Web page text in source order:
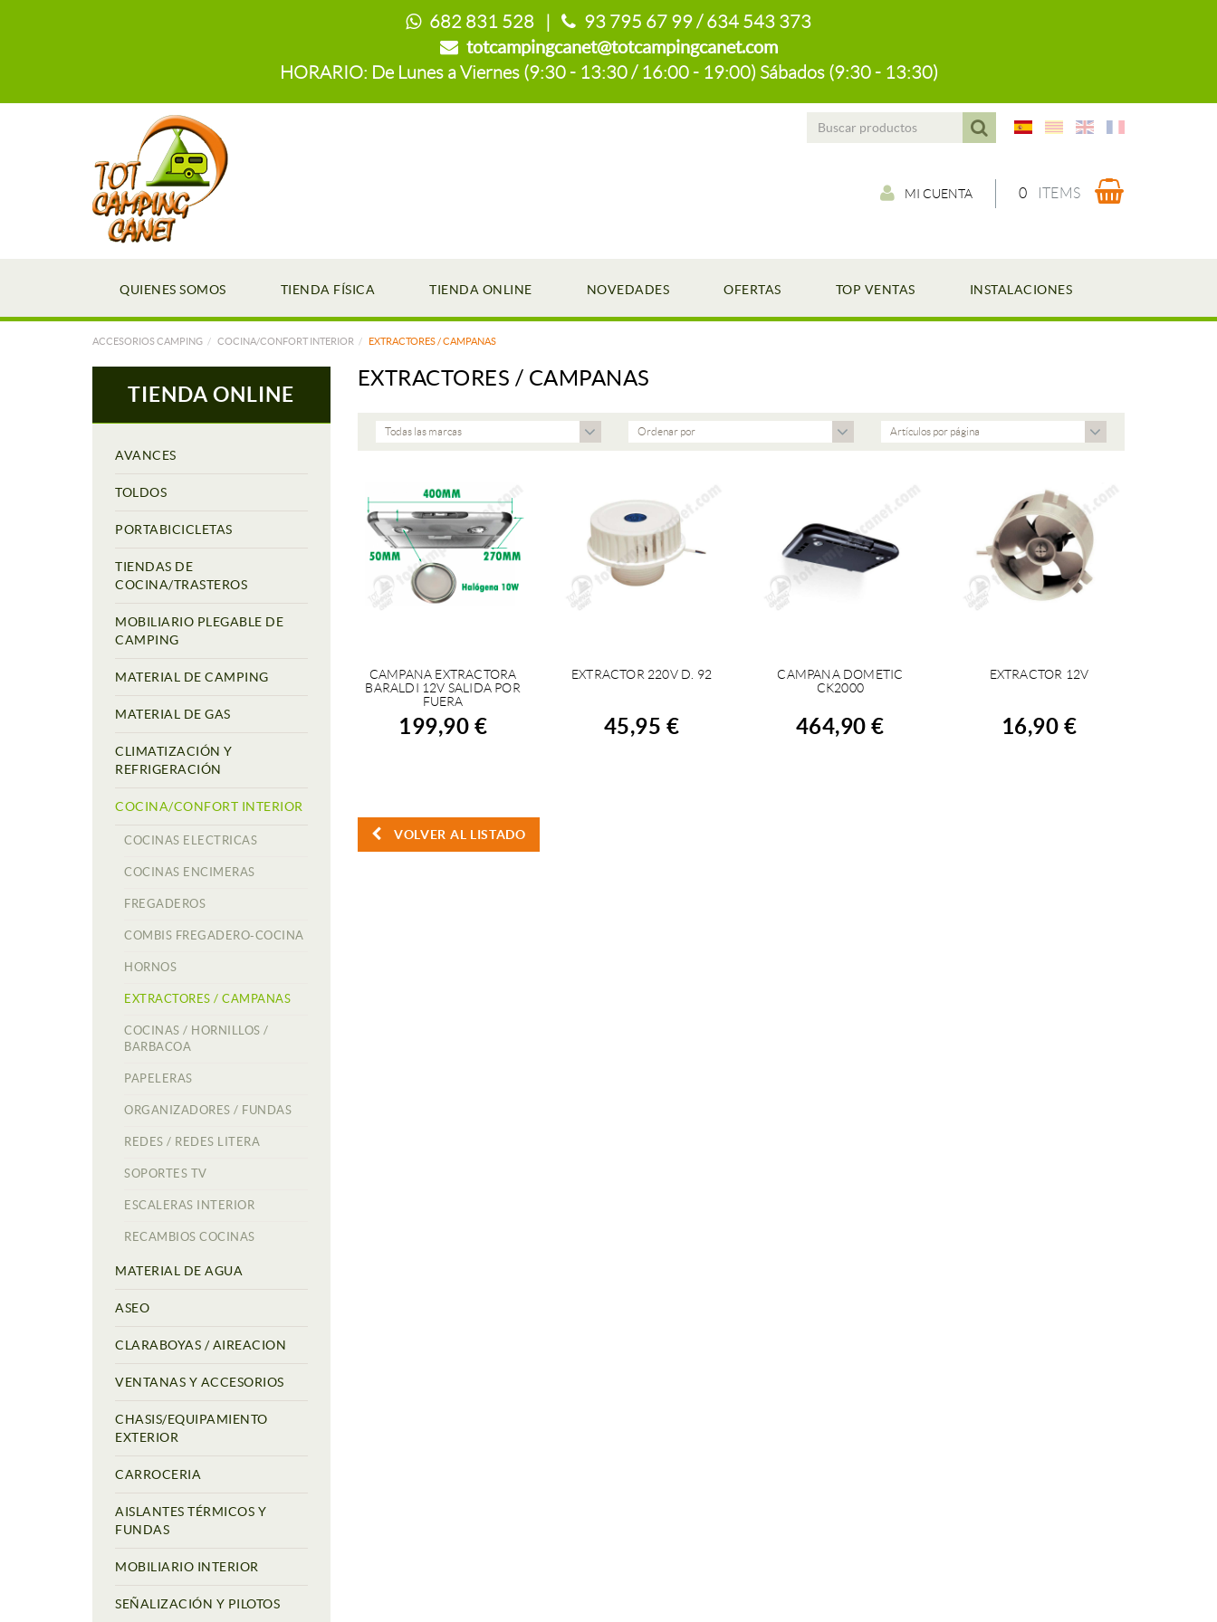
682 831 528 |
93 795 67 99 / 634 543 373
totcampingcanet@totcampingcanet.com
HORARIO: De Lunes a Viernes (9:30 - 13:30 / 16:00 - 19:00) Sábados (9:30 - 13:30)
MI CUENTA 0 ITEMS
QUIENES SOMOS TIENDA FÍSICA TIENDA ONLINE NOVEDADES OFERTAS TOP VENTAS INSTALACIONES
ACCESORIOS CAMPING COCINA/CONFORT INTERIOR EXTRACTORES / CAMPANAS
TIENDA ONLINE
AVANCES
TOLDOS
PORTABICICLETAS
TIENDAS DE
COCINA/TRASTEROS
MOBILIARIO PLEGABLE DE
CAMPING
MATERIAL DE CAMPING
MATERIAL DE GAS
CLIMATIZACIÓN Y
REFRIGERACIÓN
COCINA/CONFORT INTERIOR
COCINAS ELECTRICAS
COCINAS ENCIMERAS
FREGADEROS
COMBIS FREGADERO-COCINA
HORNOS
EXTRACTORES / CAMPANAS
COCINAS / HORNILLOS /
BARBACOA
PAPELERAS
ORGANIZADORES / FUNDAS
REDES / REDES LITERA
SOPORTES TV
ESCALERAS INTERIOR
RECAMBIOS COCINAS
MATERIAL DE AGUA
ASEO
CLARABOYAS / AIREACION
VENTANAS Y ACCESORIOS
CHASIS/EQUIPAMIENTO
EXTERIOR
CARROCERIA
AISLANTES TÉRMICOS Y
FUNDAS
MOBILIARIO INTERIOR
SEÑALIZACIÓN Y PILOTOS
EXTRACTORES / CAMPANAS
Todas las marcas Ordenar por Artículos por página
COMPRAR
CAMPANA EXTRACTORA
BARALDI 12V SALIDA POR
FUERA
199,90 €
COMPRAR
EXTRACTOR 220V D. 92
45,95 €
COMPRAR
CAMPANA DOMETIC
CK2000
464,90 €
COMPRAR
EXTRACTOR 12V
16,90 €
VOLVER AL LISTADO